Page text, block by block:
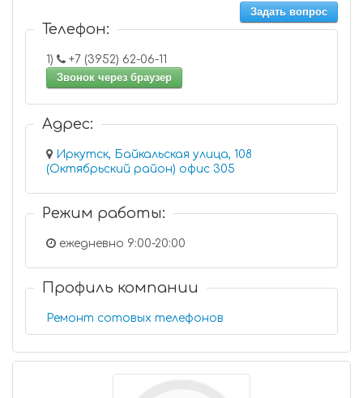
Задать вопрос
Телефон:
1)
+7 (3952) 62-06-11
Звонок через браузер
Адрес:
Иркутск, Байкальская улица, 108
(Октябрьский район) офис 305
Режим работы:
ежедневно 9:00-20:00
Профиль компании
Ремонт сотовых телефонов